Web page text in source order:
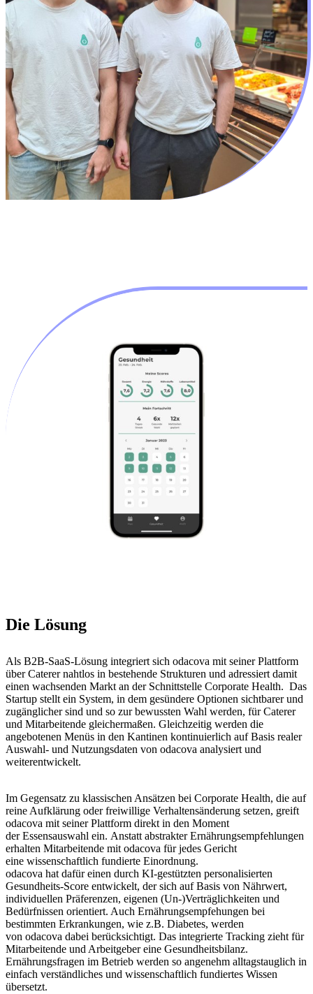
Die Lösung
Als B2B-SaaS-Lösung integriert sich odacova mit seiner Plattform
über Caterer nahtlos in bestehende Strukturen und adressiert damit
einen wachsenden Markt an der Schnittstelle Corporate Health. Das
Startup stellt ein System, in dem gesündere Optionen sichtbarer und
zugänglicher sind und so zur bewussten Wahl werden, für Caterer
und Mitarbeitende gleichermaßen. Gleichzeitig werden die
angebotenen Menüs in den Kantinen kontinuierlich auf Basis realer
Auswahl- und Nutzungsdaten von odacova analysiert und
weiterentwickelt.
Im Gegensatz zu klassischen Ansätzen bei Corporate Health, die auf
reine Aufklärung oder freiwillige Verhaltensänderung setzen, greift
odacova mit seiner Plattform direkt in den Moment
der Essensauswahl ein. Anstatt abstrakter Ernährungsempfehlungen
erhalten Mitarbeitende mit odacova für jedes Gericht
eine wissenschaftlich fundierte Einordnung.
odacova hat dafür einen durch KI-gestützten personalisierten
Gesundheits-Score entwickelt, der sich auf Basis von Nährwert,
individuellen Präferenzen, eigenen (Un-)Verträglichkeiten und
Bedürfnissen orientiert. Auch Ernährungsempfehungen bei
bestimmten Erkrankungen, wie z.B. Diabetes, werden
von odacova dabei berücksichtigt. Das integrierte Tracking zieht für
Mitarbeitende und Arbeitgeber eine Gesundheitsbilanz.
Ernährungsfragen im Betrieb werden so angenehm alltagstauglich in
einfach verständliches und wissenschaftlich fundiertes Wissen
übersetzt.